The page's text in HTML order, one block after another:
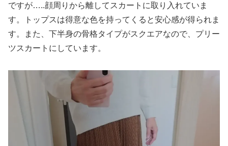
ですが…..顔周りから離してスカートに取り入れていま
す。トップスは得意な色を持ってくると安心感が得られま
す。また、下半身の骨格タイプがスクエアなので、プリー
ツスカートにしています。